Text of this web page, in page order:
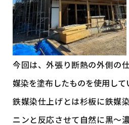
今回は、外張り断熱の外側の
媒染を塗布したものを使用して
鉄媒染仕上げとは杉板に鉄媒
ニンと反応させて自然に黒～